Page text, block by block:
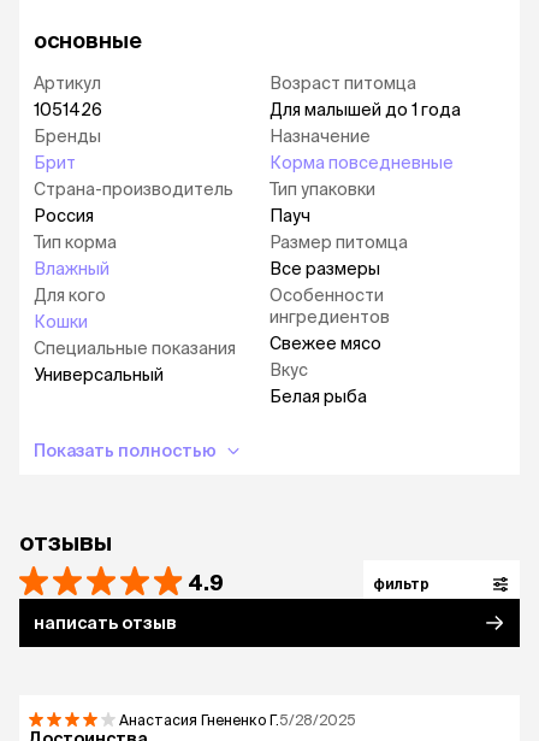
основные
Артикул
1051426
Бренды
Брит
Страна-производитель
Россия
Тип корма
Влажный
Для кого
Кошки
Специальные показания
Универсальный
Возраст питомца
Для малышей до 1 года
Назначение
Корма повседневные
Тип упаковки
Пауч
Размер питомца
Все размеры
Особенности
ингредиентов
Свежее мясо
Вкус
Белая рыба
Показать полностью
отзывы
4.9 фильтр
написать отзыв
Анастасия Гнененко Г.5/28/2025